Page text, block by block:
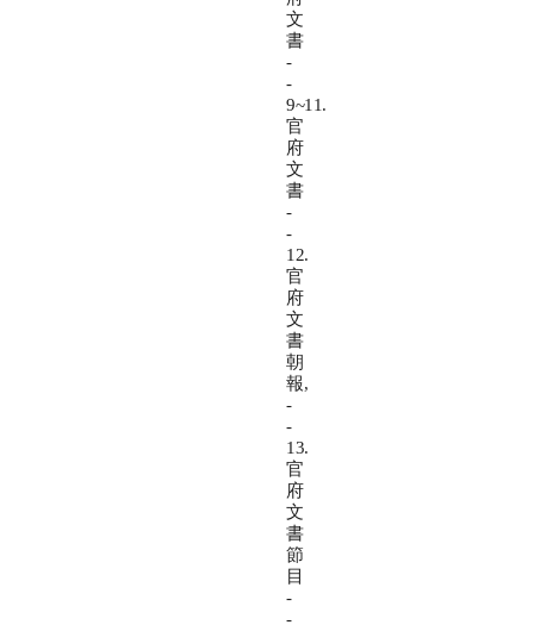
文
書
-
-
9~11.
官
府
文
書
-
-
12.
官
府
文
書
朝
報,
-
-
13.
官
府
文
書
節
目
-
-